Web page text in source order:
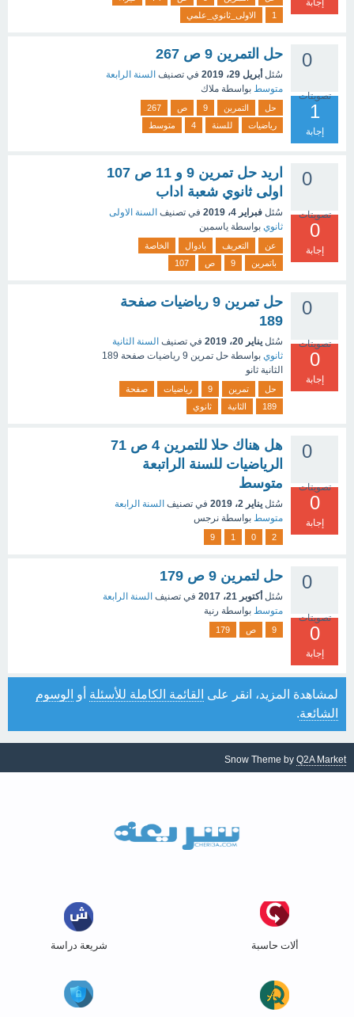
إجابة
1
الاولى_ثانوي_علمي
0
تصويتات
1
إجابة
حل التمرين 9 ص 267
سُئل أبريل 29، 2019 في تصنيف السنة الرابعة
متوسط بواسطة ملاك
حل التمرين 9 ص
267
رياضيات
للسنة 4 متوسط
0
تصويتات
0
إجابة
اريد حل تمرين 9 و 11 ص 107
اولى ثانوي شعبة اداب
سُئل فبراير 4، 2019 في تصنيف السنة الاولى
ثانوي بواسطة ياسمين
عن التعريف بادوال
الخاصة
باتمرين
9 ص 107
0
تصويتات
0
إجابة
حل تمرين 9 رياضيات صفحة
189
سُئل يناير 20، 2019 في تصنيف السنة الثانية
ثانوي بواسطة
حل تمرين 9 رياضيات صفحة 189
الثانية ثانو
حل تمرين 9 رياضيات
صفحة
189
الثانية ثانوي
0
تصويتات
0
إجابة
هل هناك حلا للتمرين 4 ص 71
الرياضيات للسنة الراتبعة
متوسط
سُئل يناير 2، 2019 في تصنيف السنة الرابعة
متوسط بواسطة نرجس
2
0
1
9
0
تصويتات
0
إجابة
حل لتمرين 9 ص 179
سُئل أكتوبر 21، 2017 في تصنيف السنة الرابعة
متوسط بواسطة رنية
9 ص 179
لمشاهدة المزيد، انقر على القائمة الكاملة للأسئلة أو الوسوم
الشائعة.
Snow Theme by Q2A Market